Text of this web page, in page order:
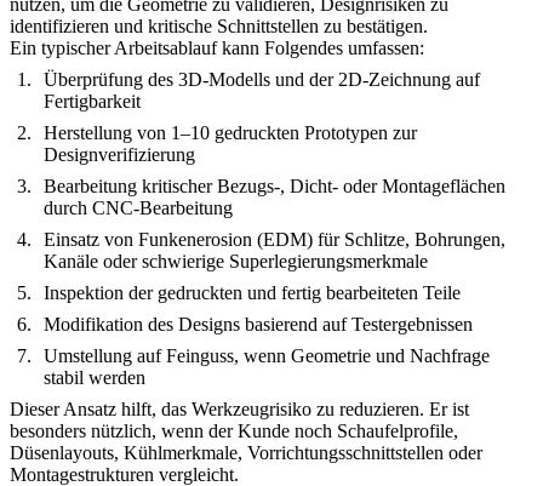
identifizieren und kritische Schnittstellen zu bestätigen.
Ein typischer Arbeitsablauf kann Folgendes umfassen:
Überprüfung des 3D-Modells und der 2D-Zeichnung auf
Fertigbarkeit
Herstellung von 1–10 gedruckten Prototypen zur
Designverifizierung
Bearbeitung kritischer Bezugs-, Dicht- oder Montageflächen
durch CNC-Bearbeitung
Einsatz von Funkenerosion (EDM) für Schlitze, Bohrungen,
Kanäle oder schwierige Superlegierungsmerkmale
Inspektion der gedruckten und fertig bearbeiteten Teile
Modifikation des Designs basierend auf Testergebnissen
Umstellung auf Feinguss, wenn Geometrie und Nachfrage
stabil werden
Dieser Ansatz hilft, das Werkzeugrisiko zu reduzieren. Er ist
besonders nützlich, wenn der Kunde noch Schaufelprofile,
Düsenlayouts, Kühlmerkmale, Vorrichtungsschnittstellen oder
Montagestrukturen vergleicht.